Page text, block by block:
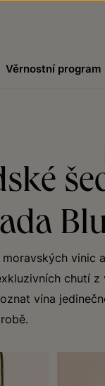
Věrnostní program
vinic
chutí
vína